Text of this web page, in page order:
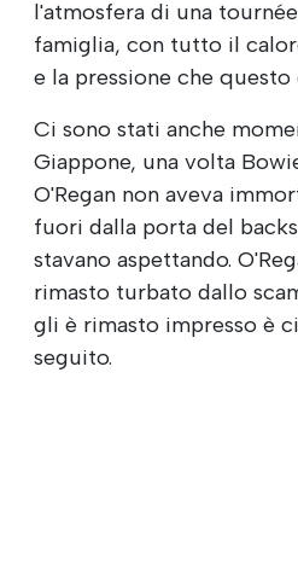
l'atmosfera di una
famiglia, con tutto il
e la pressione che
Ci sono stati anche
Giappone, una volta
O'Regan non aveva
fuori dalla porta del
stavano aspettando.
rimasto turbato dallo
gli è rimasto impresso è
seguito.